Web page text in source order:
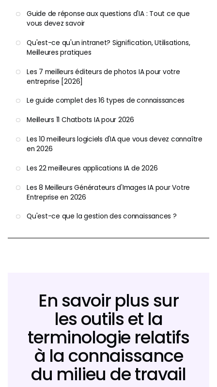
Guide de réponse aux questions d'IA : Tout ce que
vous devez savoir
Qu'est-ce qu'un intranet? Signification, Utilisations,
Meilleures pratiques
Les 7 meilleurs éditeurs de photos IA pour votre
entreprise [2026]
Le guide complet des 16 types de connaissances
Meilleurs 11 Chatbots IA pour 2026
Les 10 meilleurs logiciels d'IA que vous devez connaître
en 2026
Les 22 meilleures applications IA de 2026
Les 8 Meilleurs Générateurs d'Images IA pour Votre
Entreprise en 2026
Qu'est-ce que la gestion des connaissances ?
En savoir plus sur
les outils et la
terminologie relatifs
à la connaissance
du milieu de travail